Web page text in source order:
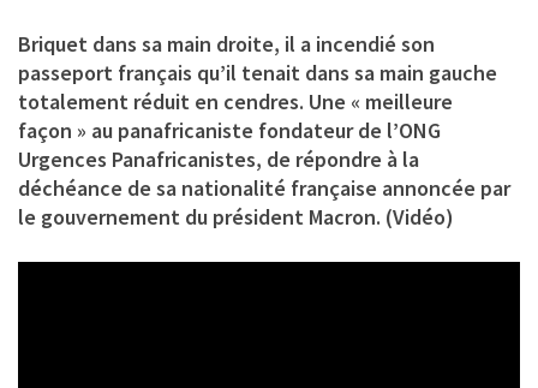
Briquet dans sa main droite, il a incendié son
passeport français qu’il tenait dans sa main gauche
totalement réduit en cendres. Une « meilleure
façon » au panafricaniste fondateur de l’ONG
Urgences Panafricanistes, de répondre à la
déchéance de sa nationalité française annoncée par
le gouvernement du président Macron. (Vidéo)